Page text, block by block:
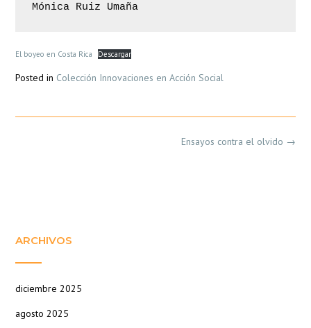
Mónica Ruiz Umaña
El boyeo en Costa Rica Descargar
Posted in Colección Innovaciones en Acción Social
Ensayos contra el olvido →
ARCHIVOS
diciembre 2025
agosto 2025